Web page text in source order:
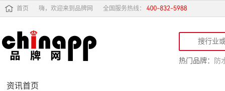
首页 嗨，欢迎来到品牌网 全国服务热线：
热门品牌： 防
资讯首页